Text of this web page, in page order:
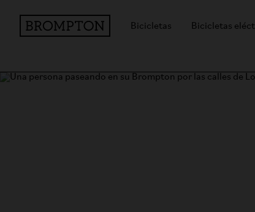
Bicicletas Bicicletas